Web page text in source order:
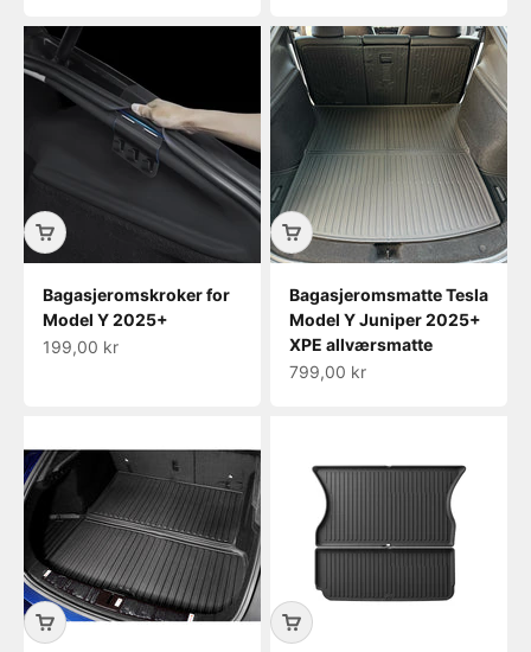
Bagasjeromskroker for
Model Y 2025+
Salgspris
199,00 kr
Bagasjeromsmatte Tesla
Model Y Juniper 2025+
XPE allværsmatte
Salgspris
799,00 kr